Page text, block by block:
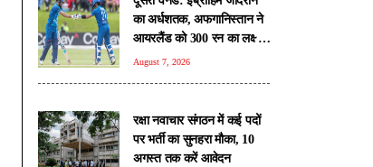
का अर्धशतक, अफगानिस्तान ने
आयरलैंड को 300 रन का लक्ष्य
दिया
August 7, 2026
रक्षा नवाचार संगठन में कई पदों
पर भर्ती का सुनहरा मौका, 10
अगस्त तक करें आवेदन